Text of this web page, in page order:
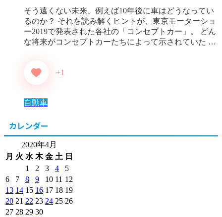
そう遠くない未来、例えば10年後に車はどうなってい
るのか？ それを読み解くヒントが、東京モーターショ
ー2019で発表された各社の「コンセプトカー」。 どん
な将来がコンセプトカーたちによって示されていた …
+1
自動車
カレンダー
2020年4月
月 火 水 木 金 土 日
1
2 3 4
5
6
7 8 9 10 11 12
13 14 15 16 17 18 19
20 21 22 23 24 25 26
27 28 29 30